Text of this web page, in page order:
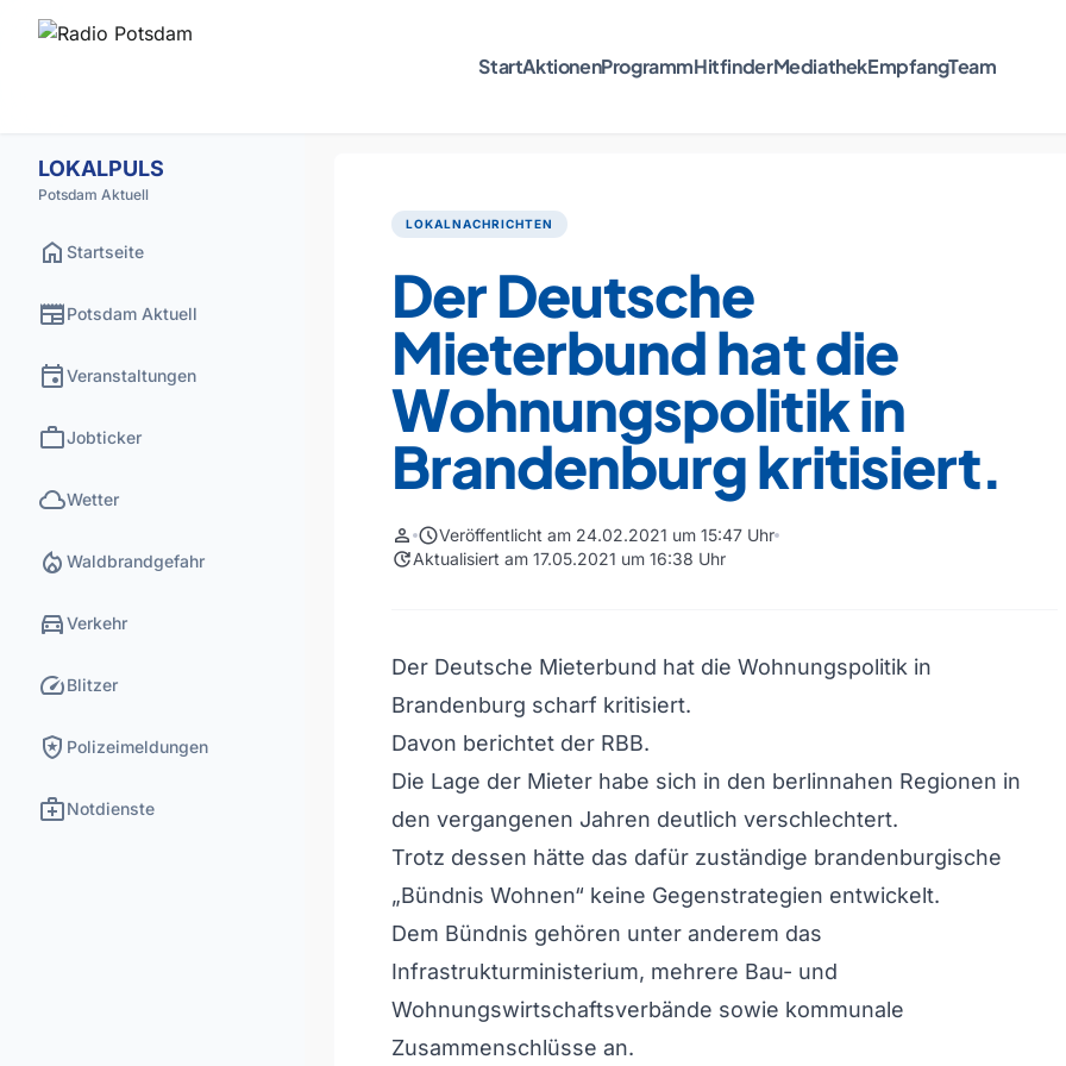
StartAktionenProgrammHitfinderMediathekEmpfangTeam
LOKALPULS
Potsdam Aktuell
home Startseite
newspaperPotsdam Aktuell
eventVeranstaltungen
workJobticker
cloudWetter
local_fire_department Waldbrandgefahr
directions_carVerkehr
speedBlitzer
local_police Polizeimeldungen
medical_servicesNotdienste
LOKALNACHRICHTEN
Der Deutsche
Mieterbund hat die
Wohnungspolitik in
Brandenburg kritisiert.
person scheduleVeröffentlicht am 24.02.2021 um 15:47 Uhr
updateAktualisiert am 17.05.2021 um 16:38 Uhr
Der Deutsche Mieterbund hat die Wohnungspolitik in
Brandenburg scharf kritisiert.
Davon berichtet der RBB.
Die Lage der Mieter habe sich in den berlinnahen Regionen in
den vergangenen Jahren deutlich verschlechtert.
Trotz dessen hätte das dafür zuständige brandenburgische
„Bündnis Wohnen“ keine Gegenstrategien entwickelt.
Dem Bündnis gehören unter anderem das
Infrastrukturministerium, mehrere Bau- und
Wohnungswirtschaftsverbände sowie kommunale
Zusammenschlüsse an.